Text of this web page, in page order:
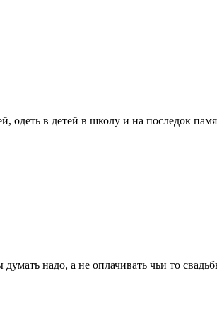
одеть в детей в школу и на последок
надо, а не оплачивать чьи то